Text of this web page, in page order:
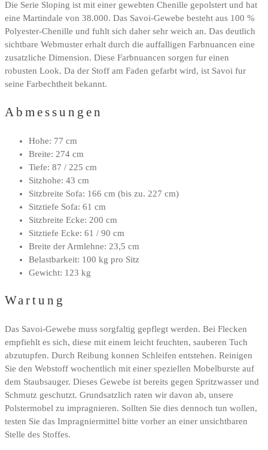
Die Serie Sloping ist mit einer gewebten Chenille gepolstert und hat
eine Martindale von 38.000. Das Savoi-Gewebe besteht aus 100 %
Polyester-Chenille und fuhlt sich daher sehr weich an. Das deutlich
sichtbare Webmuster erhalt durch die auffalligen Farbnuancen eine
zusatzliche Dimension. Diese Farbnuancen sorgen fur einen
robusten Look. Da der Stoff am Faden gefarbt wird, ist Savoi fur
seine Farbechtheit bekannt.
Abmessungen
Hohe: 77 cm
Breite: 274 cm
Tiefe: 87 / 225 cm
Sitzhohe: 43 cm
Sitzbreite Sofa: 166 cm (bis zu. 227 cm)
Sitztiefe Sofa: 61 cm
Sitzbreite Ecke: 200 cm
Sitztiefe Ecke: 61 / 90 cm
Breite der Armlehne: 23,5 cm
Belastbarkeit: 100 kg pro Sitz
Gewicht: 123 kg
Wartung
Das Savoi-Gewebe muss sorgfaltig gepflegt werden. Bei Flecken
empfiehlt es sich, diese mit einem leicht feuchten, sauberen Tuch
abzutupfen. Durch Reibung konnen Schleifen entstehen. Reinigen
Sie den Webstoff wochentlich mit einer speziellen Mobelburste auf
dem Staubsauger. Dieses Gewebe ist bereits gegen Spritzwasser und
Schmutz geschutzt. Grundsatzlich raten wir davon ab, unsere
Polstermobel zu impragnieren. Sollten Sie dies dennoch tun wollen,
testen Sie das Impragniermittel bitte vorher an einer unsichtbaren
Stelle des Stoffes.